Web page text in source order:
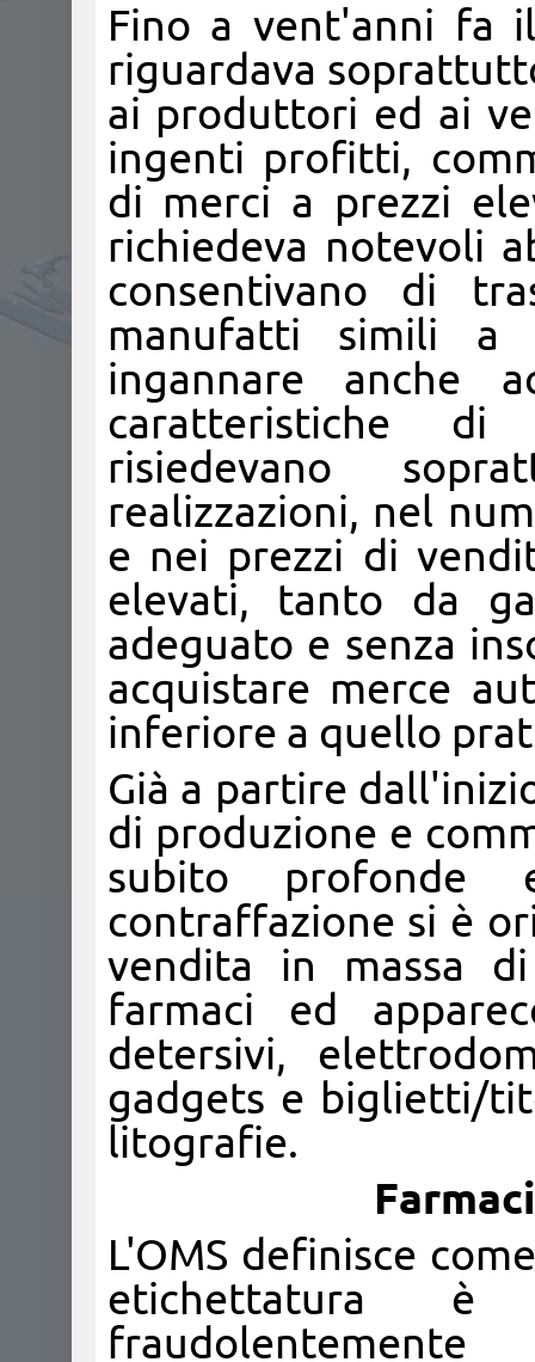
Fino a vent'anni fa
riguardava
ai produttori ed ai
ingenti profitti,
di merci a prezzi
richiedeva notevoli
consentivano di
manufatti simili a
ingannare anche
caratteristiche
risiedevano
realizzazioni, nel
e nei prezzi di
elevati, tanto da
adeguato e senza
acquistare merce
inferiore a quello
Già a partire
di produzione e
subito profonde
contraffazione si è
vendita in massa
farmaci ed
detersivi,
gadgets e biglietti/
litografie.
L'OMS definisce
etichettatura è